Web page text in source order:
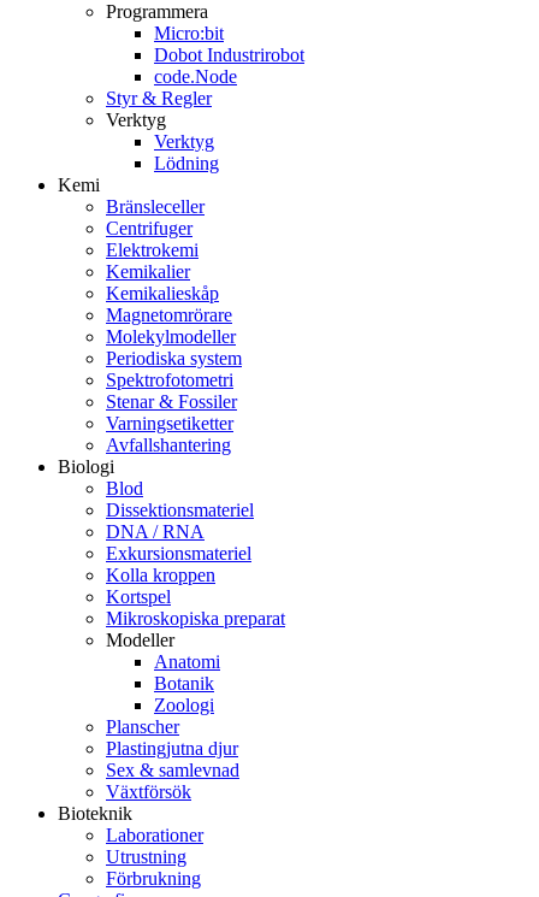
Programmera
Micro:bit
Dobot Industrirobot
code.Node
Styr & Regler
Verktyg
Verktyg
Lödning
Kemi
Bränsleceller
Centrifuger
Elektrokemi
Kemikalier
Kemikalieskåp
Magnetomrörare
Molekylmodeller
Periodiska system
Spektrofotometri
Stenar & Fossiler
Varningsetiketter
Avfallshantering
Biologi
Blod
Dissektionsmateriel
DNA / RNA
Exkursionsmateriel
Kolla kroppen
Kortspel
Mikroskopiska preparat
Modeller
Anatomi
Botanik
Zoologi
Planscher
Plastingjutna djur
Sex & samlevnad
Växtförsök
Bioteknik
Laborationer
Utrustning
Förbrukning